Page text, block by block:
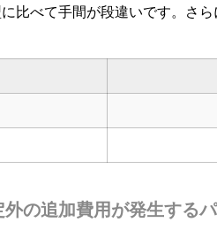
べて手間が段違いです。さ
の追加費用が発生する